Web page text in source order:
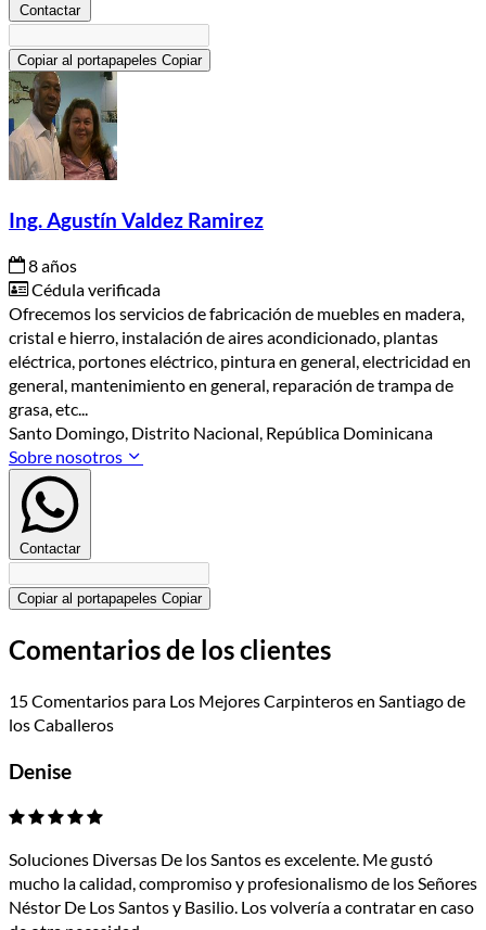
Contactar
Copiar al portapapeles Copiar
Ing. Agustín Valdez Ramirez
8 años
Cédula verificada
Ofrecemos los servicios de fabricación de muebles en madera,
cristal e hierro, instalación de aires acondicionado, plantas
eléctrica, portones eléctrico, pintura en general, electricidad en
general, mantenimiento en general, reparación de trampa de
grasa, etc...
Santo Domingo, Distrito Nacional, República Dominicana
Sobre nosotros
Contactar
Copiar al portapapeles Copiar
Comentarios de los clientes
15 Comentarios para Los Mejores Carpinteros en Santiago de
los Caballeros
Denise
Soluciones Diversas De los Santos es excelente. Me gustó
mucho la calidad, compromiso y profesionalismo de los Señores
Néstor De Los Santos y Basilio. Los volvería a contratar en caso